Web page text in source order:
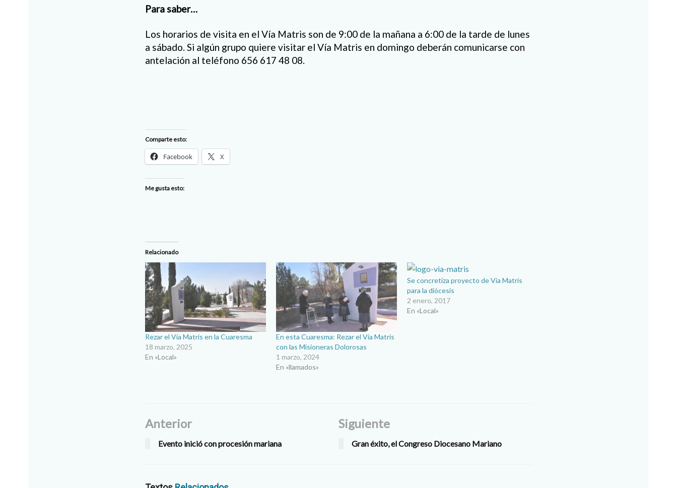
Para saber…
Los horarios de visita en el Vía Matris son de 9:00 de la mañana a 6:00 de la tarde de lunes
a sábado. Si algún grupo quiere visitar el Vía Matris en domingo deberán comunicarse con
antelación al teléfono 656 617 48 08.
Comparte esto:
Facebook X
Me gusta esto:
Relacionado
Rezar el Vía Matris en la Cuaresma
18 marzo, 2025
En «Local»
En esta Cuaresma: Rezar el Vía Matris
con las Misioneras Dolorosas
1 marzo, 2024
En «llamados»
Se concretiza proyecto de Vía Matris
para la diócesis
2 enero, 2017
En «Local»
Anterior
Evento inició con procesión mariana
Siguiente
Gran éxito, el Congreso Diocesano Mariano